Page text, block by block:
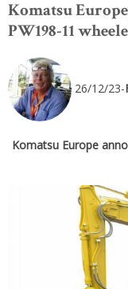
Komatsu
PW198-11
26/12/23-
Komatsu Europe